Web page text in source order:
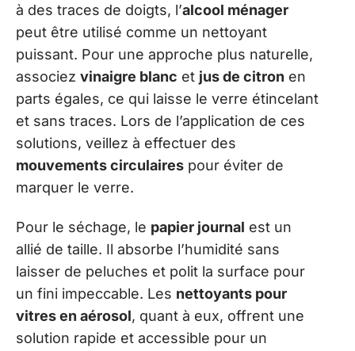
à des traces de doigts, l’alcool ménager
peut être utilisé comme un nettoyant
puissant. Pour une approche plus naturelle,
associez vinaigre blanc et jus de citron en
parts égales, ce qui laisse le verre étincelant
et sans traces. Lors de l’application de ces
solutions, veillez à effectuer des
mouvements circulaires pour éviter de
marquer le verre.
Pour le séchage, le papier journal est un
allié de taille. Il absorbe l’humidité sans
laisser de peluches et polit la surface pour
un fini impeccable. Les nettoyants pour
vitres en aérosol, quant à eux, offrent une
solution rapide et accessible pour un